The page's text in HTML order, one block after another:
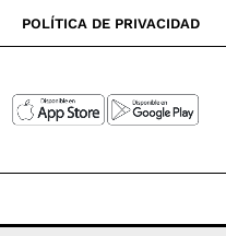
POLÍTICA DE PRIVACIDAD